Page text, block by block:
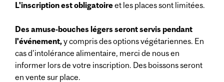
L'inscription est obligatoireet les places sont limitées.
Des amuse-bouches légers seront servis pendant
l'événement,y compris des options végétariennes. En
cas d'intolérance alimentaire, merci de nous en
informer lors de votre inscription. Des boissons seront
en vente sur place.